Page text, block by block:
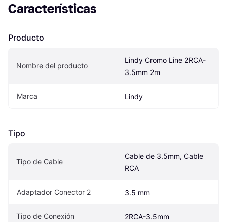
Características
Producto
Nombre del producto
Lindy Cromo Line 2RCA-
3.5mm 2m
Marca Lindy
Tipo
Tipo de Cable
Cable de 3.5mm, Cable
RCA
Adaptador Conector 2 3.5 mm
Tipo de Conexión 2RCA-3.5mm